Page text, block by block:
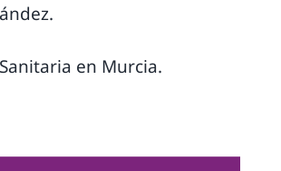
en Murcia.